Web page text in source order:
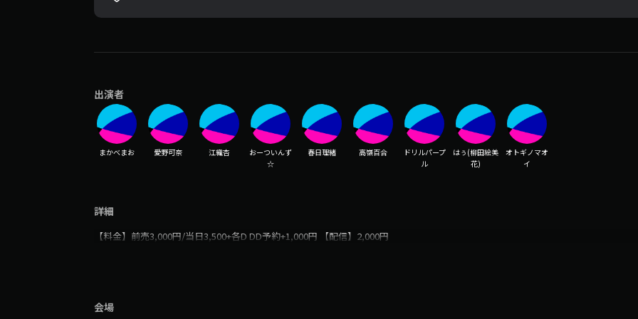
出演者
まかべまお 愛野可奈 江織杏
おーついんず
☆
春日理緒 高嶺百合
ドリルパープ
ル
はぅ(柳田絵美
花)
オトギノマオ
イ
詳細
【料金】前売3,000円/当日3,500+各D DD予約+1,000円 【配信】2,000円
会場